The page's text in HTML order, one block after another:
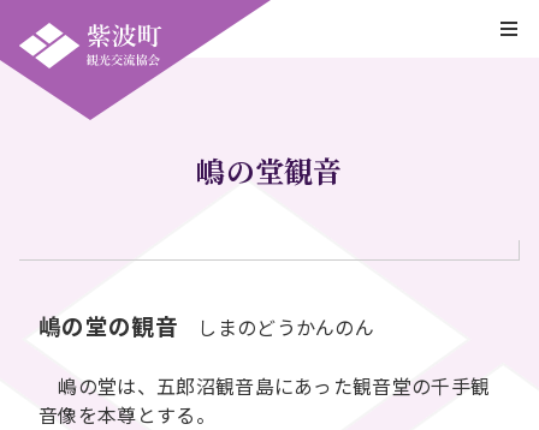
嶋の堂観音
嶋の堂の観音 しまのどうかんのん
嶋の堂は、五郎沼観音島にあった観音堂の千手観
音像を本尊とする。